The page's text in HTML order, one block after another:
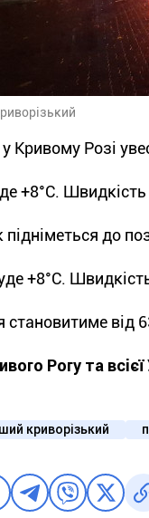
Кривому Розі
+8°С.
підніметься до
+8°С.
становитиме від
Рогу та
криворізький